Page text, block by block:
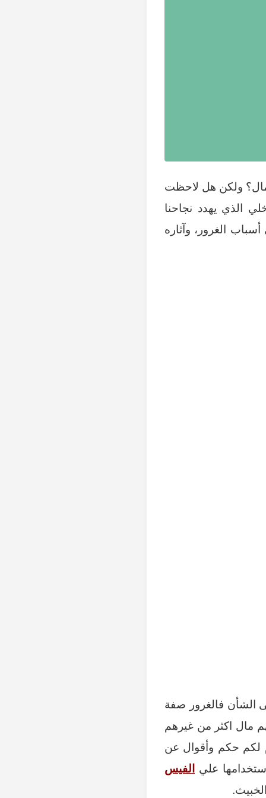
ولكن هل لاحظت
الذي يهدد نجاحنا
الغرور، وآثاره
الشأن فالغرور صفة
مال اكثر من غيرهم
لكم حكم وأقوال عن
علي
الفيس